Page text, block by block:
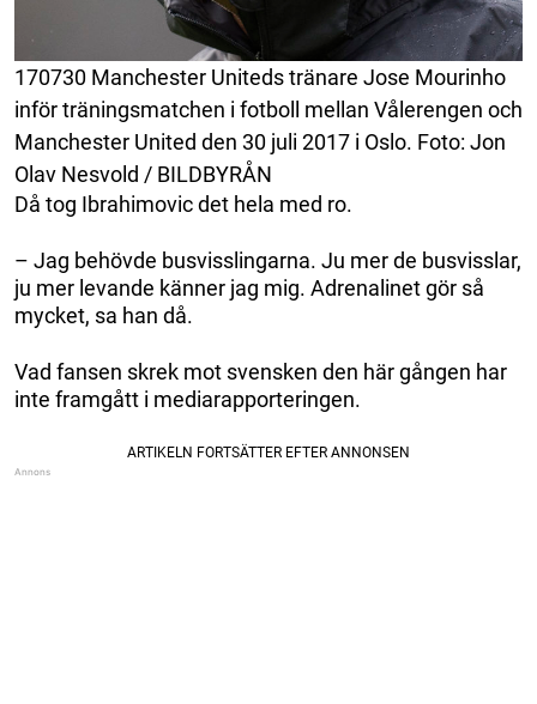
170730 Manchester Uniteds tränare Jose Mourinho
inför träningsmatchen i fotboll mellan Vålerengen och
Manchester United den 30 juli 2017 i Oslo. Foto: Jon
Olav Nesvold / BILDBYRÅN
Då tog Ibrahimovic det hela med ro.
– Jag behövde busvisslingarna. Ju mer de busvisslar,
ju mer levande känner jag mig. Adrenalinet gör så
mycket, sa han då.
Vad fansen skrek mot svensken den här gången har
inte framgått i mediarapporteringen.